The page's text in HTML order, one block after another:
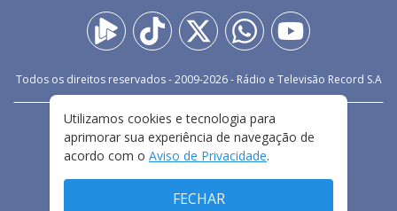
Todos os direitos reservados - 2009-2026- Rádio e Televisão Record S.A
FALE CONOSCO
PRIVACIDADE
TERMOS E CONDIÇÕES DE USO
Utilizamos cookies e tecnologia para
aprimorar sua experiência de navegação de
acordo com o Aviso de Privacidade.
FECHAR